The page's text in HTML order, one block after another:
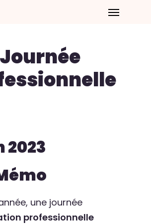
Journée
2023
une journée
professionnelle